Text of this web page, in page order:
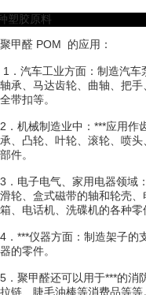
塑胶原料
聚甲醛 POM 的应用：
1．汽车工业方面：制造汽
轴承、马达齿轮、曲轴、把
全带扣等。
2．机械制造业中：***应用作
承、凸轮、叶轮、滚轮、喷
部件。
3．电子电气、家用电器领域
滑轮、盒式磁带的轴和轮壳
箱、电话机、洗碟机的各种零
4．***仪器方面：制造架子的
器的零件。
5．聚甲醛还可以用于***的消
拉链、睫毛油棒等消费品等等